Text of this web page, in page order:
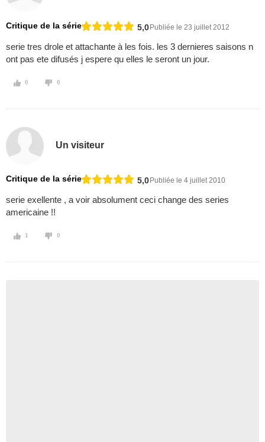
Critique de la série 5,0Publiée le 23 juillet 2012
serie tres drole et attachante à les fois. les 3 dernieres saisons n
ont pas ete difusés j espere qu elles le seront un jour.
0 0
Un visiteur
Critique de la série 5,0Publiée le 4 juillet 2010
serie exellente , a voir absolument ceci change des series
americaine !!
1 0